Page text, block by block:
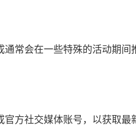
常会在一些特殊的活动期间
官方社交媒体账号，以获取最